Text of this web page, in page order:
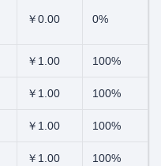
￥0.00 0%
￥1.00 100%
￥1.00 100%
￥1.00 100%
￥1.00 100%